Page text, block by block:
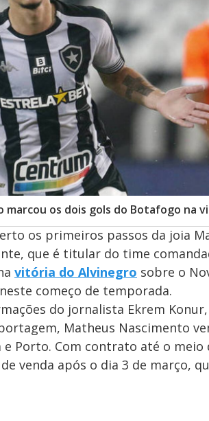
marcou os dois gols do Botafogo na
os primeiros passos da joia
que é titular do time
vitória do Alvinegro sobre o
começo de temporada.
do jornalista Ekrem
Matheus Nascimento
Porto. Com contrato até o meio
venda após o dia 3 de março,